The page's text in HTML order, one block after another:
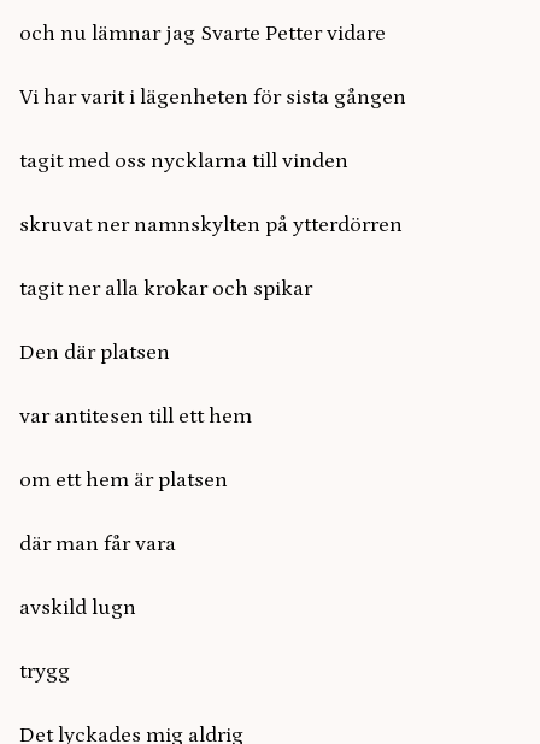
och nu lämnar jag Svarte Petter vidare
Vi har varit i lägenheten för sista gången
tagit med oss nycklarna till vinden
skruvat ner namnskylten på ytterdörren
tagit ner alla krokar och spikar
Den där platsen
var antitesen till ett hem
om ett hem är platsen
där man får vara
avskild lugn
trygg
Det lyckades mig aldrig